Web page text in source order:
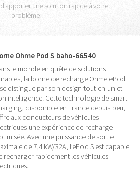
une solution rapide à votre
problème.
Ohme Pod S baho-66540
le monde en quête de solutions
la borne de recharge Ohme ePod
distingue par son design tout-en-un et
intelligence. Cette technologie de smart
disponible en France depuis peu,
aux conducteurs de véhicules
une expérience de recharge
Avec une puissance de sortie
de 7,4 kW/32A, l’ePod S est capable
recharger rapidement les véhicules